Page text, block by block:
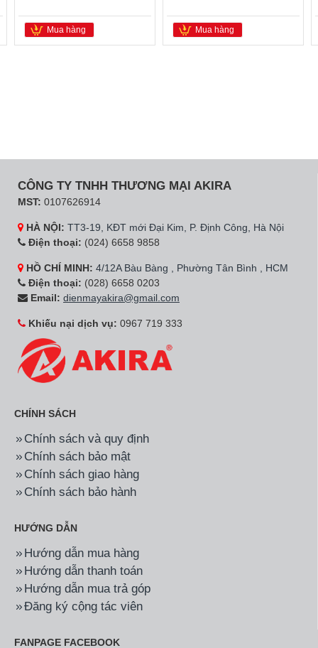
Mua hàng Mua hàng
CÔNG TY TNHH THƯƠNG MẠI AKIRA
MST: 0107626914
HÀ NỘI: TT3-19, KĐT mới Đại Kim, P. Định Công, Hà Nội
Điện thoại: (024) 6658 9858
HỒ CHÍ MINH: 4/12A Bàu Bàng , Phường Tân Bình , HCM
Điện thoại: (028) 6658 0203
Email: dienmayakira@gmail.com
Khiếu nại dịch vụ: 0967 719 333
CHÍNH SÁCH
Chính sách và quy định
Chính sách bảo mật
Chính sách giao hàng
Chính sách bảo hành
HƯỚNG DẪN
Hướng dẫn mua hàng
Hướng dẫn thanh toán
Hướng dẫn mua trả góp
Đăng ký cộng tác viên
FANPAGE FACEBOOK